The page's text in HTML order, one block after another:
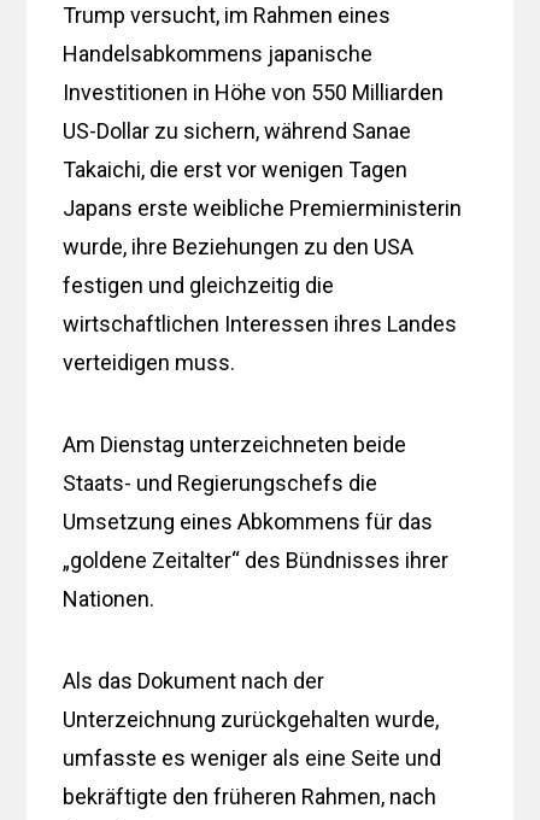
Trump versucht, im Rahmen eines
Handelsabkommens japanische
Investitionen in Höhe von 550 Milliarden
US-Dollar zu sichern, während Sanae
Takaichi, die erst vor wenigen Tagen
Japans erste weibliche Premierministerin
wurde, ihre Beziehungen zu den USA
festigen und gleichzeitig die
wirtschaftlichen Interessen ihres Landes
verteidigen muss.
Am Dienstag unterzeichneten beide
Staats- und Regierungschefs die
Umsetzung eines Abkommens für das
„goldene Zeitalter“ des Bündnisses ihrer
Nationen.
Als das Dokument nach der
Unterzeichnung zurückgehalten wurde,
umfasste es weniger als eine Seite und
bekräftigte den früheren Rahmen, nach